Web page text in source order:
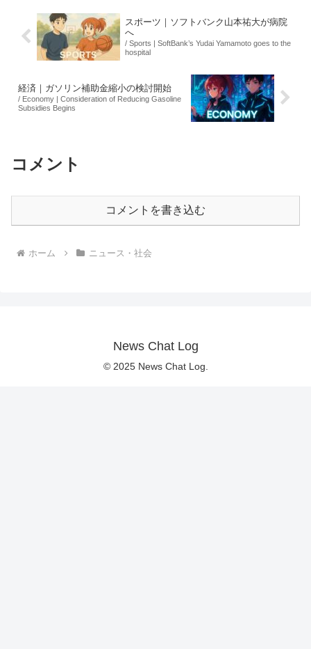
スポーツ｜ソフトバンク山本祐大が病院
へ
/ Sports | SoftBank’s Yudai Yamamoto goes to the
hospital
経済｜ガソリン補助金縮小の検討開始
/ Economy | Consideration of Reducing Gasoline
Subsidies Begins
コメント
コメントを書き込む
ホーム ニュース・社会
News Chat Log
© 2025 News Chat Log.